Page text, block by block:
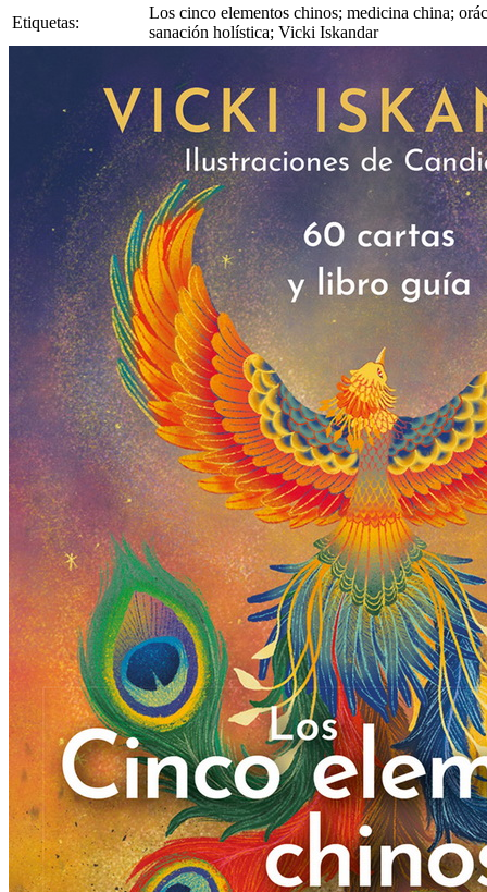
Etiquetas:
Los cinco elementos chinos; medicina china;
sanación holística; Vicki Iskandar